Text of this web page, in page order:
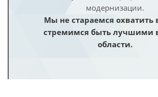
модернизации.
Мы не стараемся охватить
стремимся быть лучшими
области.